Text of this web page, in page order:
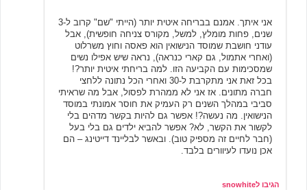
אני איתך. אמנם בבריחה איטית יותר (הייתי "שם" קרוב ל-3
שנים, פחות מומלץ, למשל, מקורס צניחה חופשית), אבל
עודני חושבת שמוסד הנישואין הוא פאסה וחוץ משרלוט
(ואחרי אתמול, גם קארי כנראה), נראה שיש אפילו נשים
שמסכימות עם הקביעה הזו. למה בריחתי איטית יותר?!
בכל זאת אני מתקרבת ל-30 ואחרי הכל נתונה ללחצי
חברה מתונים. אז אני לא ממהרת לפסול, אבל מה שראיתי
סביבי במהלך השנים רק העמיק את חוסר אמונתי במוסד
הנישואין. מה נעשה?! אפשר גם להיות בקשר מדהים בלי
לקשור את הקשר, לא? אפשר להביא ילדים גם בלי בעל
(חבר לחיים זה מספיק טוב). ובאשר לבליינד דייטינג – הם
אכן נועדו לעיוורים בלבד.
הגיבו לsnowhite